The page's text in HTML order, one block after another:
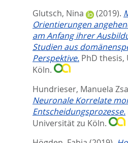
Glutsch, Nina
(2019).
Orientierungen
am Anfang ihrer
Studien aus
Perspektive. PhD thesis,
Köln.
Hundrieser, Manuela
Neuronale Korrelate
Entscheidungsprozesse.
Universität zu Köln.